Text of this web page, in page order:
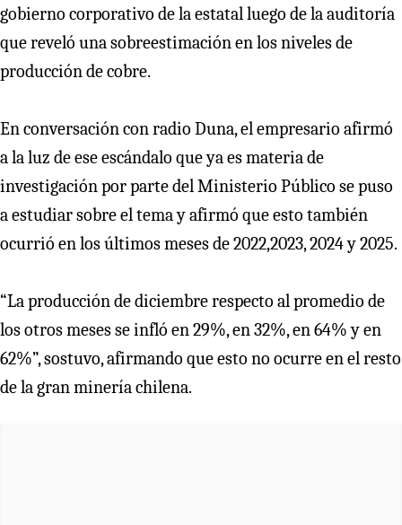
gobierno corporativo de la estatal luego de la auditoría
que reveló una sobreestimación en los niveles de
producción de cobre.
En conversación con radio Duna, el empresario afirmó
a la luz de ese escándalo que ya es materia de
investigación por parte del Ministerio Público se puso
a estudiar sobre el tema y afirmó que esto también
ocurrió en los últimos meses de 2022,2023, 2024 y 2025.
“La producción de diciembre respecto al promedio de
los otros meses se infló en 29%, en 32%, en 64% y en
62%”, sostuvo, afirmando que esto no ocurre en el resto
de la gran minería chilena.